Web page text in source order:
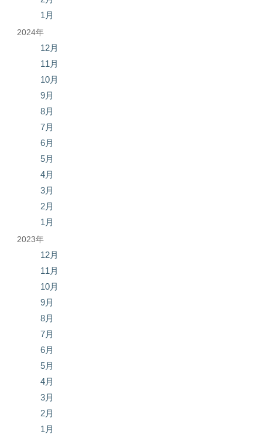
1月
2024年
12月
11月
10月
9月
8月
7月
6月
5月
4月
3月
2月
1月
2023年
12月
11月
10月
9月
8月
7月
6月
5月
4月
3月
2月
1月